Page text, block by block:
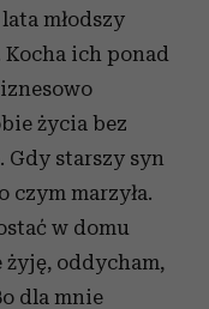
młodszy
ich ponad
życia bez
Gdy starszy syn
czym marzyła.
w domu
żyję, oddycham,
dla mnie